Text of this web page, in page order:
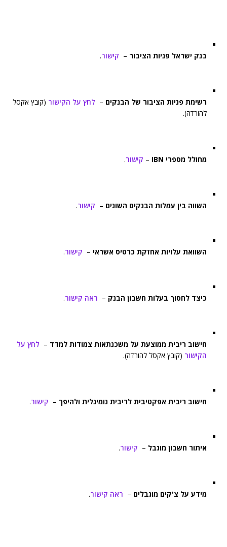
בנק ישראל פניות הציבור – קישור.
רשימת פניות הציבור של הבנקים – לחץ על הקישור (קובץ אקסל
להורדה).
מחולל מספרי IBN – קישור.
השווה בין עמלות הבנקים השונים – קישור.
השוואת עלויות אחזקת כרטיס אשראי – קישור.
כיצד לחסוך בעלות חשבון הבנק – ראה קישור.
חישוב ריבית ממוצעת על משכנתאות צמודות למדד – לחץ על
הקישור (קובץ אקסל להורדה).
חישוב ריבית אפקטיבית לריבית נומינלית ולהיפך – קישור.
איתור חשבון מוגבל – קישור.
מידע על צ'קים מוגבלים – ראה קישור.